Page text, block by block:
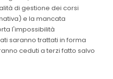
di gestione dei corsi
e la mancata
l'impossibilità
saranno trattati in forma
ceduti a terzi fatto salvo